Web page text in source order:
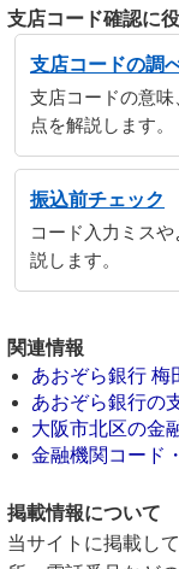
支店コード確認に
支店コードの調
支店コードの意
点を解説します。
振込前チェック
コード入力ミス
説します。
関連情報
あおぞら銀行 梅
あおぞら銀行の
大阪市北区の金
金融機関コード
掲載情報について
当サイトに掲載し